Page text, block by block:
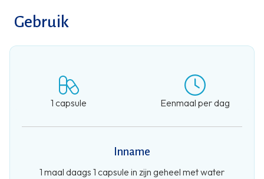
Gebruik
1 capsule Eenmaal per dag
Inname
1 maal daags 1 capsule in zijn geheel met water